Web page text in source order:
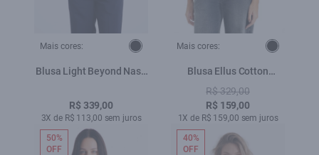
Mais cores:
Blusa Light Beyond Nasa
R$ 339,00
3X de R$ 113,00 sem juros
Mais cores:
Blusa Ellus Cotton
Devore Sleeveless Azul
Carbono
R$ 329,00
R$ 159,00
1X de R$ 159,00 sem juros
50%
OFF
40%
OFF